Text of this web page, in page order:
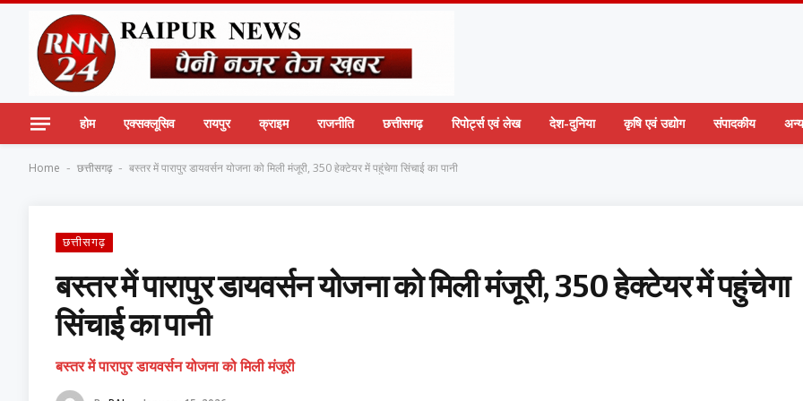
होम एक्सक्लूसिव रायपुर क्राइम राजनीति छत्तीसगढ़ रिपोर्ट्स एवं लेख देश-दुनिया कृषि एवं उद्योग संपादकीय अन्य
Home - छत्तीसगढ़ - बस्तर में पारापुर डायवर्सन योजना को मिली मंजूरी, 350 हेक्टेयर में पहुंचेगा सिंचाई का पानी
छत्तीसगढ़
बस्तर में पारापुर डायवर्सन योजना को मिली मंजूरी, 350 हेक्टेयर में पहुंचेगा
सिंचाई का पानी
बस्तर में पारापुर डायवर्सन योजना को मिली मंजूरी